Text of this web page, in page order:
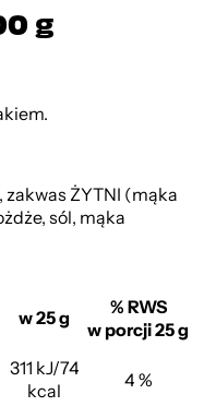
g
zakwas ŻYTNI (mąka
sól, mąka
w 25 g
% RWS
w porcji 25 g
311 kJ/74
kcal
4 %